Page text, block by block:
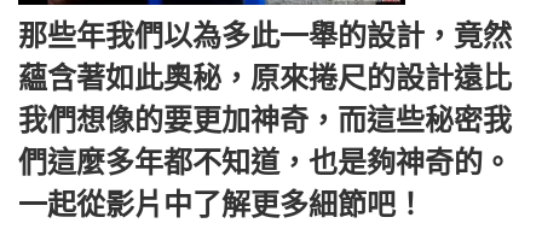
那些年我們以為多此一舉的設計，竟然
蘊含著如此奧秘，原來捲尺的設計遠比
我們想像的要更加神奇，而這些秘密我
們這麼多年都不知道，也是夠神奇的。
一起從影片中了解更多細節吧！